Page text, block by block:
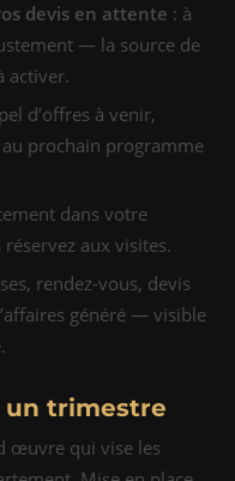
devis en attente : à
— la source de
activer.
d’offres à venir,
prochain programme
dans votre
aux visites.
rendez-vous, devis
généré — visible
un trimestre
œuvre qui vise les